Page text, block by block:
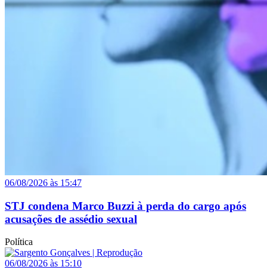
06/08/2026 às 15:47
STJ condena Marco Buzzi à perda do cargo após
acusações de assédio sexual
Política
06/08/2026 às 15:10